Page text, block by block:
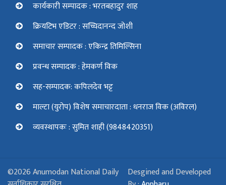
कार्यकारी सम्पादक : भरतबहादुर शाह
क्रियटिभ एडिटर : सच्चिदानन्द जोशी
समाचार सम्पादक : एकिन्द्र तिमिल्सिना
प्रवन्ध सम्पादक : हेमकर्ण विक
सह-सम्पादक: कपिलदेव भट्ट
माल्टा (युरोप) विशेष समाचारदाता : धनराज विक (अविरल)
व्यवस्थापकः : सुमित शाही (9848420351)
©2026 Anumodan National Daily
Desgined and Developed